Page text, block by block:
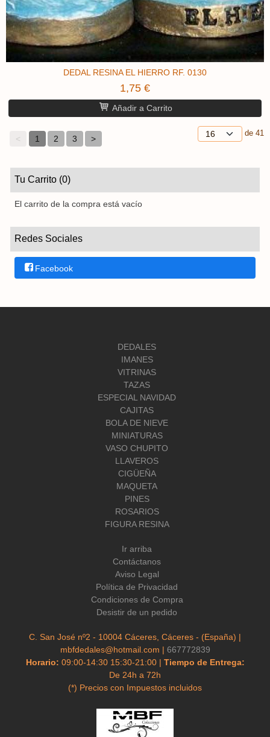
Tu Carrito (0)
El carrito de la compra está vacío
Redes Sociales
Facebook
DEDAL RESINA EL HIERRO RF. 0130
1,75 €
Añadir a Carrito
< 1 2 3 >
de 41
DEDALES
IMANES
VITRINAS
TAZAS
ESPECIAL NAVIDAD
CAJITAS
BOLA DE NIEVE
MINIATURAS
VASO CHUPITO
LLAVEROS
CIGÜEÑA
MAQUETA
PINES
ROSARIOS
FIGURA RESINA
Ir arriba
Contáctanos
Aviso Legal
Política de Privacidad
Condiciones de Compra
Desistir de un pedido
C. San José nº2 - 10004 Cáceres, Cáceres - (España) |
mbfdedales@hotmail.com | 667772839
Horario: 09:00-14:30 15:30-21:00 | Tiempo de Entrega:
De 24h a 72h
(*) Precios con Impuestos incluidos